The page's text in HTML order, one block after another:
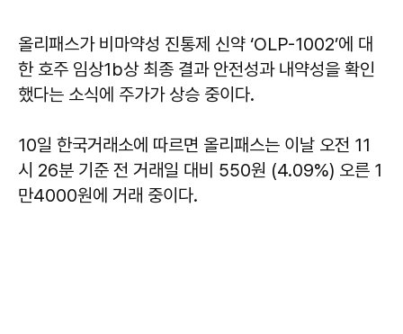
올리패스가 비마약성 진통제 신약 ‘OLP-1002’에 대
한 호주 임상1b상 최종 결과 안전성과 내약성을 확인
했다는 소식에 주가가 상승 중이다.
10일 한국거래소에 따르면 올리패스는 이날 오전 11
시 26분 기준 전 거래일 대비 550원 (4.09%) 오른 1
만4000원에 거래 중이다.